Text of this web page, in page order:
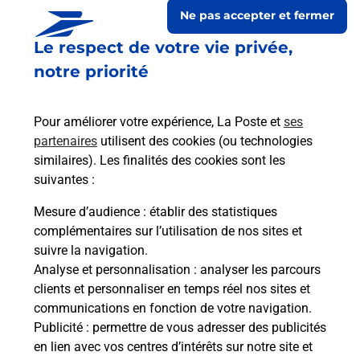
Le respect de votre vie privée,
notre priorité
Pour améliorer votre expérience, La Poste et ses
partenaires utilisent des cookies (ou technologies
similaires). Les finalités des cookies sont les
suivantes :
Mesure d’audience : établir des statistiques
complémentaires sur l’utilisation de nos sites et
suivre la navigation.
Analyse et personnalisation : analyser les parcours
clients et personnaliser en temps réel nos sites et
communications en fonction de votre navigation.
Publicité : permettre de vous adresser des publicités
en lien avec vos centres d’intérêts sur notre site et
Ne pas accepter et fermer
Prochaine collecte du courrierlundià 09h00
Rue De La Mairie
51150 Jalons
Itinéraire
Le lien s'ouvre dans un nouvel onglet